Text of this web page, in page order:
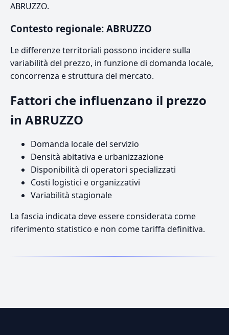
ABRUZZO.
Contesto regionale: ABRUZZO
Le differenze territoriali possono incidere sulla
variabilità del prezzo, in funzione di domanda locale,
concorrenza e struttura del mercato.
Fattori che influenzano il prezzo
in ABRUZZO
Domanda locale del servizio
Densità abitativa e urbanizzazione
Disponibilità di operatori specializzati
Costi logistici e organizzativi
Variabilità stagionale
La fascia indicata deve essere considerata come
riferimento statistico e non come tariffa definitiva.